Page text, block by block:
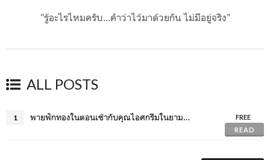
"รู้อะไรไหมครับ...คำว่าไว้มาด้วยกัน ไม่มีอยู่จริง"
ALL POSTS
1 พายฟักทองในตอนเช้ากับคุณไอศกรีมในยามบ่าย
FREE
READ